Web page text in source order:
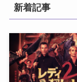
新着記事